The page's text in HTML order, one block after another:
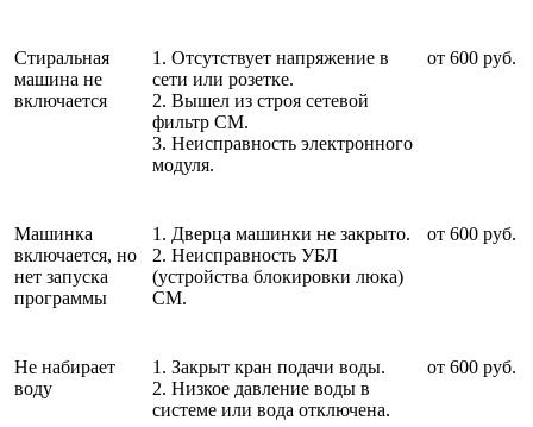
Стиральная
машина не
включается
1. Отсутствует напряжение в
сети или розетке.
2. Вышел из строя сетевой
фильтр СМ.
3. Неисправность электронного
модуля.
от 600 руб.
Машинка
включается, но
нет запуска
программы
1. Дверца машинки не закрыто.
2. Неисправность УБЛ
(устройства блокировки люка)
СМ.
от 600 руб.
Не набирает
воду
1. Закрыт кран подачи воды.
2. Низкое давление воды в
системе или вода отключена.
от 600 руб.